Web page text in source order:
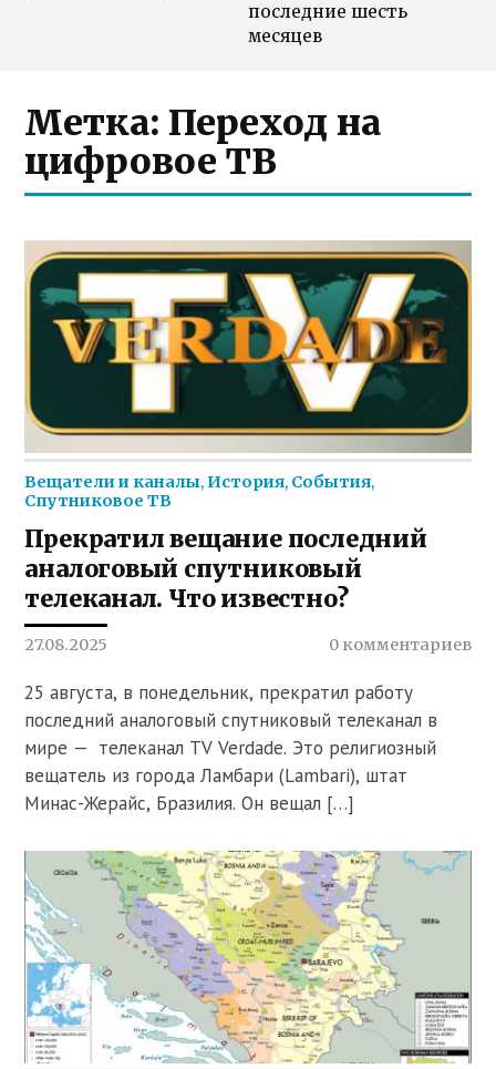
последние шесть
месяцев
Метка: Переход на
цифровое ТВ
Вещатели и каналы, История, События,
Спутниковое ТВ
Прекратил вещание последний
аналоговый спутниковый
телеканал. Что известно?
27.08.2025 0 комментариев
25 августа, в понедельник, прекратил работу
последний аналоговый спутниковый телеканал в
мире — телеканал TV Verdade. Это религиозный
вещатель из города Ламбари (Lambari), штат
Минас-Жерайс, Бразилия. Он вещал […]